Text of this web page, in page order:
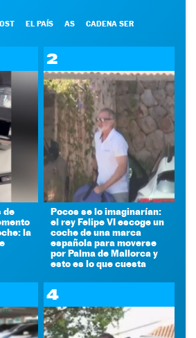
EL PAÍS AS CADENA SER
de
la
2
Pocos se lo imaginarían:
el rey Felipe VI escoge un
coche de una marca
española para moverse
por Palma de Mallorca y
esto es lo que cuesta
4